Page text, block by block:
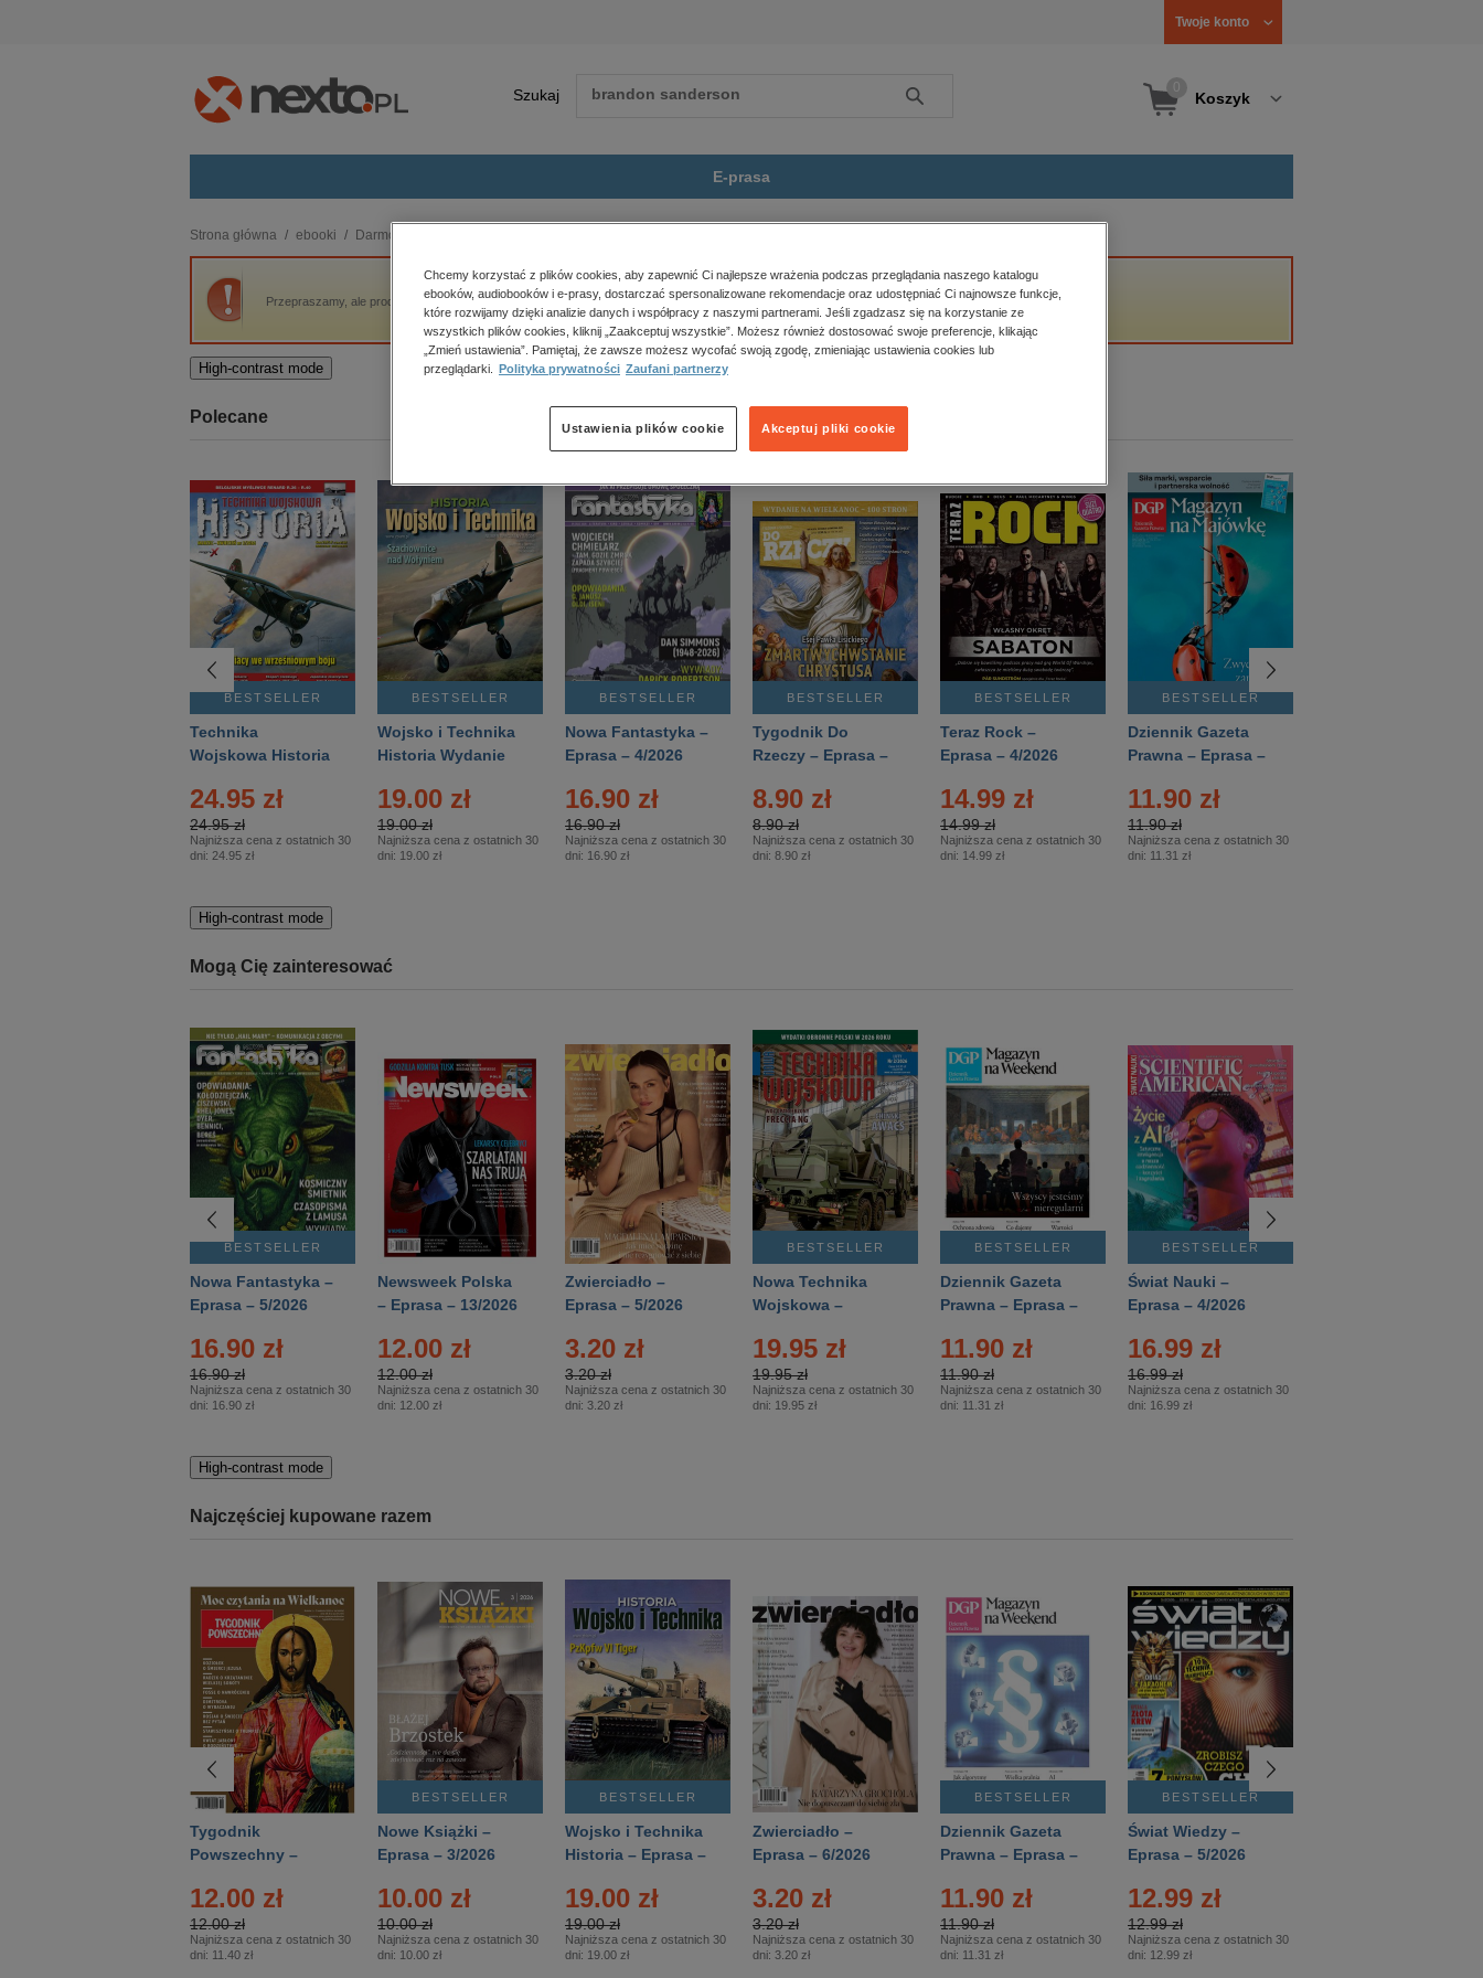
Twoje konto
Szukaj Szukaj Koszyk
E-prasa
budownictwo, aranżacja wnętrz
biznesowe, branżowe, gospodarka
darmowe wydania
edukacja
kobiece, lifestyle, kultura
polityka, społeczno-informacyjne
psychologiczne
inne
popularno-naukowe
historia
zdrowie
religie
Strona główna ebooki Darmowe ebooki
Przepraszamy, ale produkt „Opowiadania” nie jest dostępny.
High-contrast mode
Polecane
BESTSELLER
Technika
Wojskowa Historia
24.95 zł
24.95 zł
Najniższa cena z ostatnich 30
dni: 24.95 zł
BESTSELLER
Wojsko i Technika
Historia Wydanie
– 2/2026
19.00 zł
19.00 zł
Najniższa cena z ostatnich 30
dni: 19.00 zł
BESTSELLER
Nowa Fantastyka –
Eprasa – 4/2026
16.90 zł
16.90 zł
Najniższa cena z ostatnich 30
dni: 16.90 zł
BESTSELLER
Tygodnik Do
Rzeczy – Eprasa –
8.90 zł
8.90 zł
Najniższa cena z ostatnich 30
dni: 8.90 zł
BESTSELLER
Teraz Rock –
Eprasa – 4/2026
14.99 zł
14.99 zł
Najniższa cena z ostatnich 30
dni: 14.99 zł
BESTSELLER
Dziennik Gazeta
Prawna – Eprasa –
11.90 zł
11.90 zł
Najniższa cena z ostatnich 30
dni: 11.31 zł
High-contrast mode
Mogą Cię zainteresować
BESTSELLER
Nowa Fantastyka –
Eprasa – 5/2026
16.90 zł
16.90 zł
Najniższa cena z ostatnich 30
dni: 16.90 zł
Newsweek Polska
– Eprasa – 13/2026
12.00 zł
12.00 zł
Najniższa cena z ostatnich 30
dni: 12.00 zł
Zwierciadło –
Eprasa – 5/2026
3.20 zł
3.20 zł
Najniższa cena z ostatnich 30
dni: 3.20 zł
BESTSELLER
Nowa Technika
Wojskowa –
19.95 zł
19.95 zł
Najniższa cena z ostatnich 30
dni: 19.95 zł
BESTSELLER
Dziennik Gazeta
Prawna – Eprasa –
11.90 zł
11.90 zł
Najniższa cena z ostatnich 30
dni: 11.31 zł
BESTSELLER
Świat Nauki –
Eprasa – 4/2026
16.99 zł
16.99 zł
Najniższa cena z ostatnich 30
dni: 16.99 zł
High-contrast mode
Najczęściej kupowane razem
Tygodnik
Powszechny –
12.00 zł
12.00 zł
Najniższa cena z ostatnich 30
dni: 11.40 zł
BESTSELLER
Nowe Książki –
Eprasa – 3/2026
10.00 zł
10.00 zł
Najniższa cena z ostatnich 30
dni: 10.00 zł
BESTSELLER
Wojsko i Technika
Historia – Eprasa –
19.00 zł
19.00 zł
Najniższa cena z ostatnich 30
dni: 19.00 zł
Zwierciadło –
Eprasa – 6/2026
3.20 zł
3.20 zł
Najniższa cena z ostatnich 30
dni: 3.20 zł
BESTSELLER
Dziennik Gazeta
Prawna – Eprasa –
11.90 zł
11.90 zł
Najniższa cena z ostatnich 30
dni: 11.31 zł
BESTSELLER
Świat Wiedzy –
Eprasa – 5/2026
12.99 zł
12.99 zł
Najniższa cena z ostatnich 30
dni: 12.99 zł
Chcemy korzystać z plików cookies, aby zapewnić Ci najlepsze wrażenia podczas przeglądania naszego katalogu
ebooków, audiobooków i e-prasy, dostarczać spersonalizowane rekomendacje oraz udostępniać Ci najnowsze funkcje,
które rozwijamy dzięki analizie danych i współpracy z naszymi partnerami. Jeśli zgadzasz się na korzystanie ze
wszystkich plików cookies, kliknij „Zaakceptuj wszystkie”. Możesz również dostosować swoje preferencje, klikając
„Zmień ustawienia”. Pamiętaj, że zawsze możesz wycofać swoją zgodę, zmieniając ustawienia cookies lub
przeglądarki.
Polityka prywatności Zaufani partnerzy
Akceptuj pliki cookie
Ustawienia plików cookie